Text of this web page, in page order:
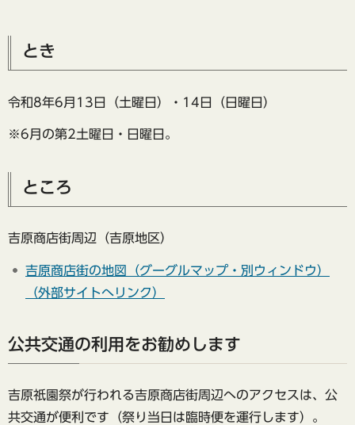
とき
令和8年6月13日（土曜日）・14日（日曜日）
※6月の第2土曜日・日曜日。
ところ
吉原商店街周辺（吉原地区）
吉原商店街の地図（グーグルマップ・別ウィンドウ）
（外部サイトへリンク）
公共交通の利用をお勧めします
吉原祇園祭が行われる吉原商店街周辺へのアクセスは、公
共交通が便利です（祭り当日は臨時便を運行します）。